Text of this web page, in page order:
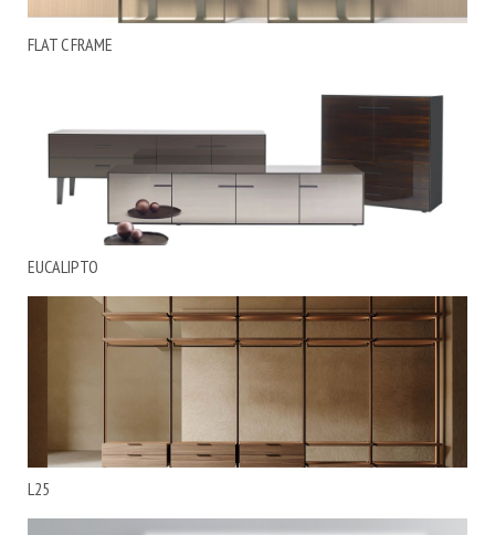
FLAT C FRAME
EUCALIPTO
L25